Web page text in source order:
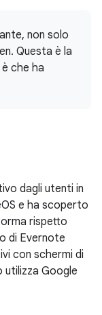
non solo
Questa è la
che ha
dagli utenti in
e ha scoperto
rispetto
di Evernote
con schermi di
utilizza Google